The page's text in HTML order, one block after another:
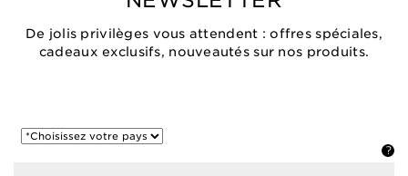
De jolis privilèges vous attendent : offres spéciales,
cadeaux exclusifs, nouveautés sur nos produits.